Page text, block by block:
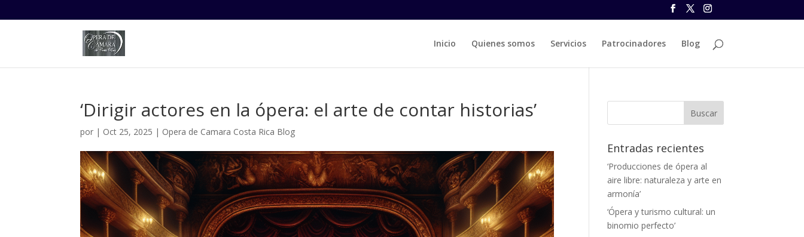
Inicio Quienes somos Servicios Patrocinadores Blog
‘Dirigir actores en la ópera: el arte de contar historias’
por | Oct 25, 2025 | Opera de Camara Costa Rica Blog
Entradas recientes
‘Producciones de ópera al
aire libre: naturaleza y arte en
armonía’
‘Ópera y turismo cultural: un
binomio perfecto’